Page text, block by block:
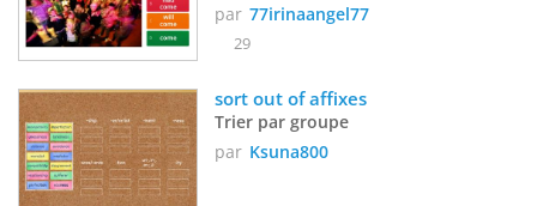
par 77irinaangel77
29
sort out of affixes
Trier par groupe
par Ksuna800